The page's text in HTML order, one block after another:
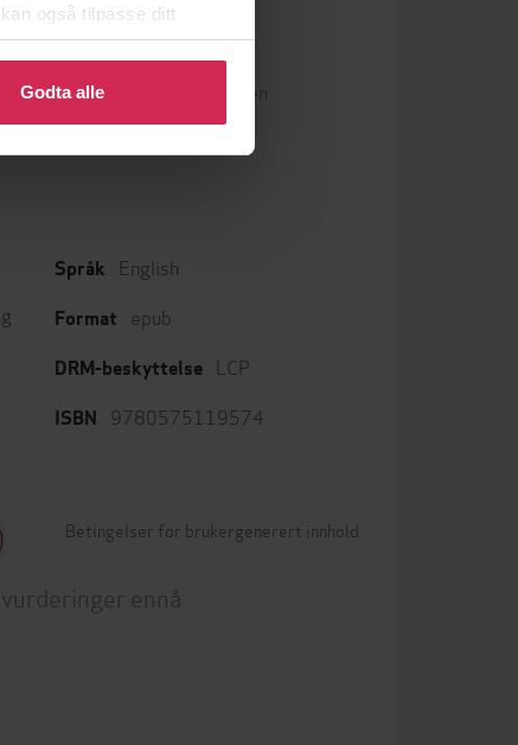
også tilpasse ditt
endre ditt samtykke.
Godta alle
Hobbiten
LYDBOK
Språk English
Format epub
DRM-beskyttelse LCP
ISBN 9780575119574
Betingelser for brukergenerert innhold
vurderinger ennå